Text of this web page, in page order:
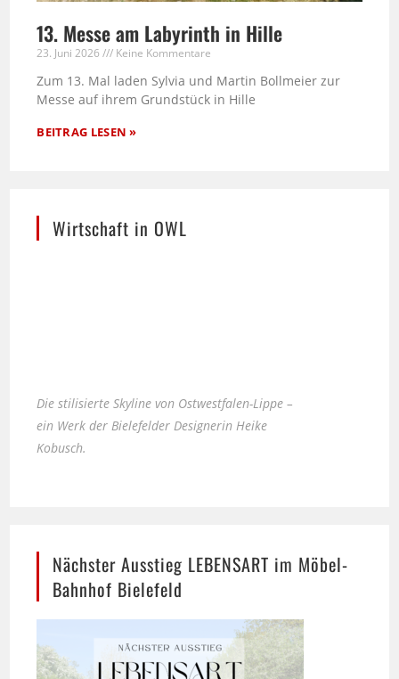
13. Messe am Labyrinth in Hille
23. Juni 2026 Keine Kommentare
Zum 13. Mal laden Sylvia und Martin Bollmeier zur
Messe auf ihrem Grundstück in Hille
BEITRAG LESEN »
Wirtschaft in OWL
Kobusch.